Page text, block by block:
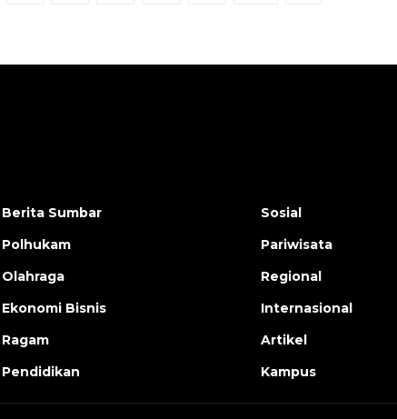
Berita Sumbar
Polhukam
Olahraga
Ekonomi Bisnis
Ragam
Pendidikan
Sosial
Pariwisata
Regional
Internasional
Artikel
Kampus